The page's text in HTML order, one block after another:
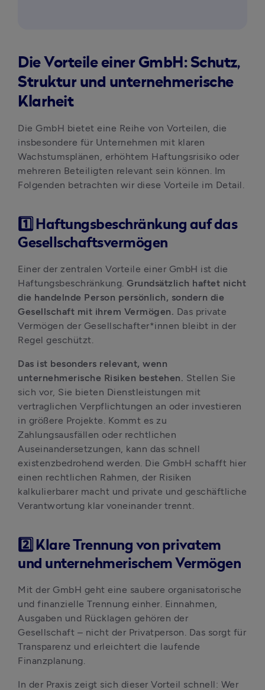
Die Vorteile einer GmbH: Schutz,
Struktur und unternehmerische
Klarheit
Die GmbH bietet eine Reihe von Vorteilen, die
insbesondere für Unternehmen mit klaren
Wachstumsplänen, erhöhtem Haftungsrisiko oder
mehreren Beteiligten relevant sein können. Im
Folgenden betrachten wir diese Vorteile im Detail.
1️⃣ Haftungsbeschränkung auf das
Gesellschaftsvermögen
Einer der zentralen Vorteile einer GmbH ist die
Haftungsbeschränkung. Grundsätzlich haftet nicht
die handelnde Person persönlich, sondern die
Gesellschaft mit ihrem Vermögen. Das private
Vermögen der Gesellschafter*innen bleibt in der
Regel geschützt.
Das ist besonders relevant, wenn
unternehmerische Risiken bestehen. Stellen Sie
sich vor, Sie bieten Dienstleistungen mit
vertraglichen Verpflichtungen an oder investieren
in größere Projekte. Kommt es zu
Zahlungsausfällen oder rechtlichen
Auseinandersetzungen, kann das schnell
existenzbedrohend werden. Die GmbH schafft hier
einen rechtlichen Rahmen, der Risiken
kalkulierbarer macht und private und geschäftliche
Verantwortung klar voneinander trennt.
2️⃣ Klare Trennung von privatem
und unternehmerischem Vermögen
Mit der GmbH geht eine saubere organisatorische
und finanzielle Trennung einher. Einnahmen,
Ausgaben und Rücklagen gehören der
Gesellschaft – nicht der Privatperson. Das sorgt für
Transparenz und erleichtert die laufende
Finanzplanung.
In der Praxis zeigt sich dieser Vorteil schnell: Wer